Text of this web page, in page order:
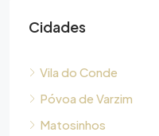
Cidades
Vila do Conde
Póvoa de Varzim
Matosinhos